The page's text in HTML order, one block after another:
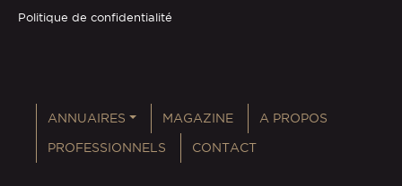
Politique de confidentialité
ANNUAIRES MAGAZINE A PROPOS
PROFESSIONNELS CONTACT